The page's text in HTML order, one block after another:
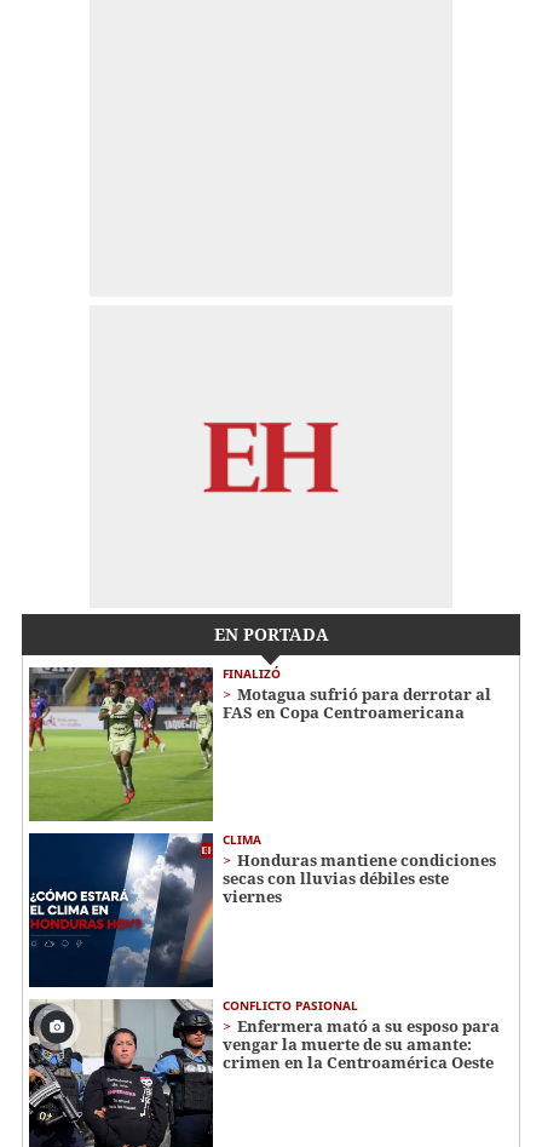
EN PORTADA
FINALIZÓ
Motagua sufrió para derrotar al
FAS en Copa Centroamericana
CLIMA
Honduras mantiene condiciones
secas con lluvias débiles este
viernes
CONFLICTO PASIONAL
Enfermera mató a su esposo para
vengar la muerte de su amante:
crimen en la Centroamérica Oeste